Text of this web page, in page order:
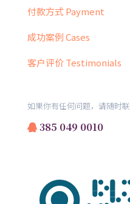
付款方式 Payment
成功案例 Cases
客户评价 Testimonials
如果你有任何问题，请随时
385 049 0010